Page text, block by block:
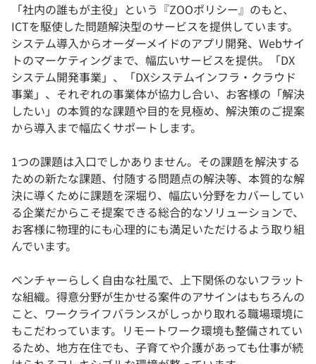
個人向けプラン
法人向けプラン
学校向けプラン
契約内容・クーポン
「社内の誰もが主役」という『ZOOポリシー』のもと、
ICTを駆使した問題解決型のサービスを提供しています。
システム導入からオーダーメイドのアプリ開発、Webサイ
トのマーケティングまで、幅広いサービスを提供。「DX
システム開発事業」、「DXシステムインフラ・クラウド
事業」、それぞれの事業体が協力し合い、お客様の「解決
したい」の本質的な課題や目的を見極め、解決策のご提案
から導入まで幅広くサポートします。
1つの課題は入口でしかありません。その課題を解決する
ための新たな課題、付随する問題点の解決等、本質的な解
決に導くために課題を深堀り、幅広い分野をカバーしてい
る企業だからこそ提案できる総合的なソリューションで、
お客様に物理的にも心理的にも満足いただけるよう取り組
んでいます。
ベンチャーらしく自由な社風で、上下関係のないフラット
な組織。得意分野が生かせる案件のアサインはもちろんの
こと、ワークライフバランスがしっかり取れる職場環境に
もこだわっています。リモートワーク環境も整備されてい
るため、地方在住でも、子育てや介護があっても仕事が続